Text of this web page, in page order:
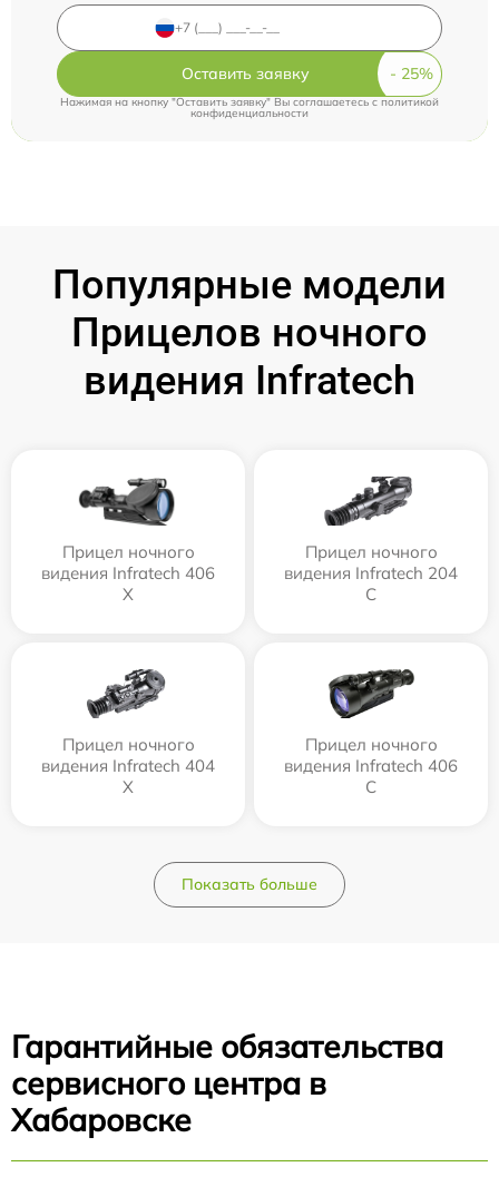
Оставить заявку
Нажимая на кнопку "Оставить заявку" Вы соглашаетесь cполитикой
конфиденциальности
Популярные модели
Прицелов ночного
видения Infratech
Прицел ночного
видения Infratech 406
Х
Прицел ночного
видения Infratech 204
С
Прицел ночного
видения Infratech 404
Х
Прицел ночного
видения Infratech 406
С
Показать больше
Гарантийные обязательства
сервисного центра в
Хабаровске